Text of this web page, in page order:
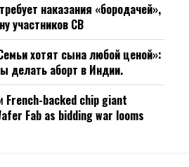
наказания «бородачей»,
участников СВ
хотят сына любой ценой»:
аборт в Индии.
French-backed chip giant
Fab as bidding war looms